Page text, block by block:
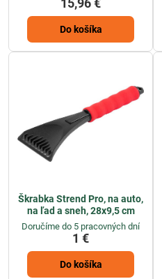
Do košíka
Škrabka Strend Pro, na auto,
na ľad a sneh, 28x9,5 cm
Doručíme do 5 pracovných dní
1 €
Do košíka